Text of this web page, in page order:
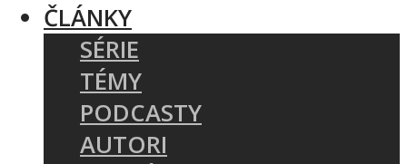
ČLÁNKY
SÉRIE
TÉMY
PODCASTY
AUTORI